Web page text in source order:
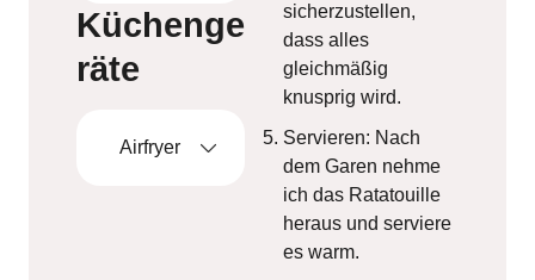
Küchenge
räte
Airfryer
sicherzustellen,
dass alles
gleichmäßig
knusprig wird.
Servieren: Nach
dem Garen nehme
ich das Ratatouille
heraus und serviere
es warm.